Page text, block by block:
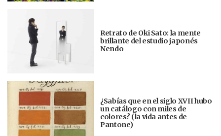
Retrato de Oki Sato: la mente
brillante del estudio japonés
Nendo
¿Sabías que en el siglo XVII hubo
un catálogo con miles de
colores? (la vida antes de
Pantone)